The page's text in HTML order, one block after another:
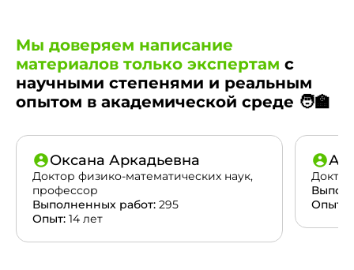
Мы доверяем написание
материалов только экспертам с
научными степенями и реальным
опытом в академической среде 🧑‍🏫
Оксана Аркадьевна
Доктор физико-математических наук,
профессор
Выполненных работ: 295
Опыт: 14 лет
Опыт: